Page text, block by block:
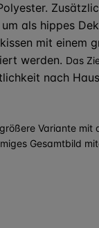
als hippes
mit einem
werden. Das
nach
Variante
Gesamtbild